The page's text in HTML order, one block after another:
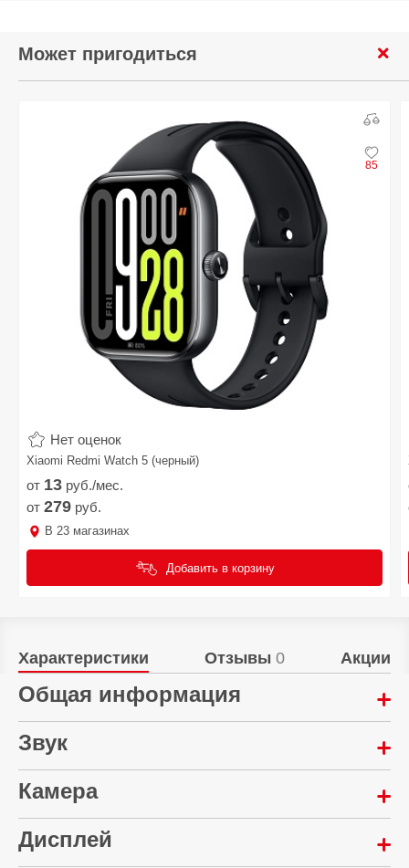
Может пригодиться
85
Нет оценок
Xiaomi Redmi Watch 5 (черный)
от 13 руб./мес.
от 279 руб.
В 23 магазинах
Добавить в корзину
Характеристики Отзывы 0 Акции
Общая информация
Год выпуска:
2025
eSim:
Да
Материал корпуса:
Звук
Количество динамиков:
Камера
Мультикамера:
8 Мп
Дисплей